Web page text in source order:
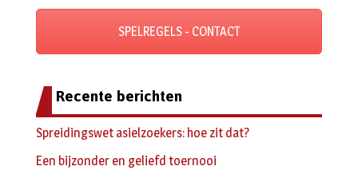
SPELREGELS - CONTACT
Recente berichten
Spreidingswet asielzoekers: hoe zit dat?
Een bijzonder en geliefd toernooi